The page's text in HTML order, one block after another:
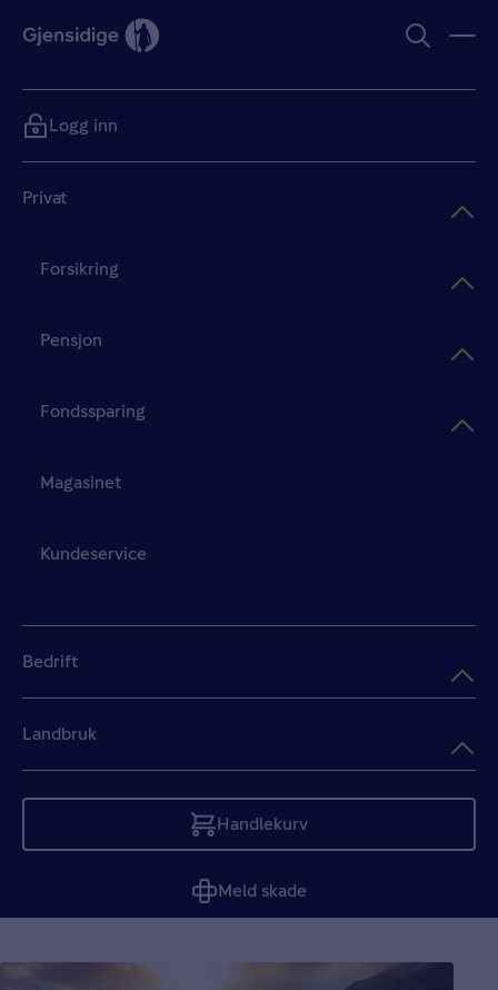
Privat
Forsikring
Pensjon
Fondssparing
Magasinet
Kundeservice
Bedrift
Landbruk
Handlekurv
Tom
Meld skade
Logg inn